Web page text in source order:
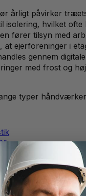
årligt påvirker
isolering, hvilket
fører tilsyn med
ejerforeninger i
gennem
med frost og
typer